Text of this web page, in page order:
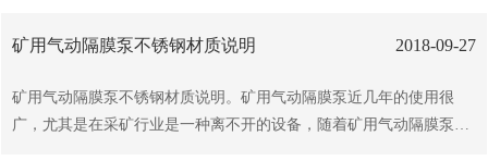
技，下面说一下气动清污泵的自动控制系统。一种用来控制流体驱动
和将检测的时间与预定所希望的输出时间进行较来调整输出时间。控
制装置包括一可编程逻辑控制器，一上接近开关和一下接近开关，一
2018-09-27
矿用气动隔膜泵不锈钢材质说明
矿用气动隔膜泵不锈钢材质说明。矿用气动隔膜泵近几年的使用很
广，尤其是在采矿行业是一种离不开的设备，随着矿用气动隔膜泵